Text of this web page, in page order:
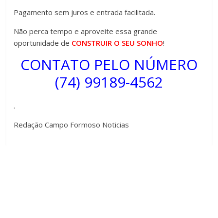
Pagamento sem juros e entrada facilitada.
Não perca tempo e aproveite essa grande
oportunidade de CONSTRUIR O SEU SONHO!
CONTATO PELO NÚMERO
(74) 99189-4562
.
Redação Campo Formoso Noticias